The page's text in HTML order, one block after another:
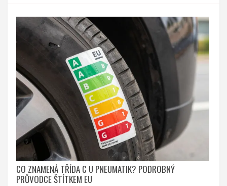
CO ZNAMENÁ TŘÍDA C U PNEUMATIK? PODROBNÝ
PRŮVODCE ŠTÍTKEM EU